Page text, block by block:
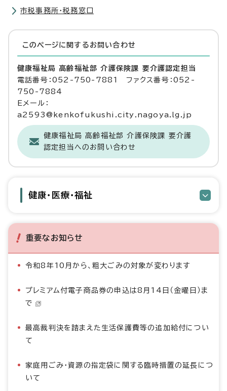
市税事務所・税務窓口
このページに関する お問い合わせ
健康福祉局 高齢福祉部 介護保険課 要介護認定担当
電話番号：052-750-7881 ファクス番号：052-
750-7884
Eメール：
a2593@kenkofukushi.city.nagoya.lg.jp
健康福祉局 高齢福祉部 介護保険課 要介護
認定担当へのお問い合わせ
健康・医療・福祉
重要なお知らせ
令和8年10月から、粗大ごみの対象が変わります
プレミアム付電子商品券の申込は8月14日（金曜日）ま
で
最高裁判決を踏まえた生活保護費等の追加給付につい
て
家庭用ごみ・資源の指定袋に関する臨時措置の延長につ
いて